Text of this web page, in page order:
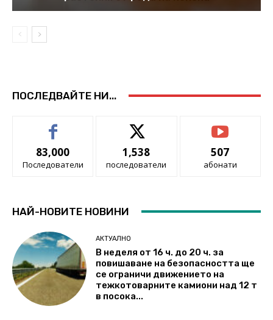
ПОСЛЕДВАЙТЕ НИ...
83,000
Последователи
1,538
последователи
507
абонати
НАЙ-НОВИТЕ НОВИНИ
АКТУАЛНО
В неделя от 16 ч. до 20 ч. за
повишаване на безопасността ще
се ограничи движението на
тежкотоварните камиони над 12 т
в посока...